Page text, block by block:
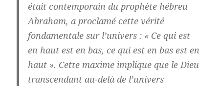
était contemporain du prophète hébreu
Abraham, a proclamé cette vérité
fondamentale sur l’univers : « Ce qui est
en haut est en bas, ce qui est en bas est en
haut ». Cette maxime implique que le Dieu
transcendant au-delà de l’univers